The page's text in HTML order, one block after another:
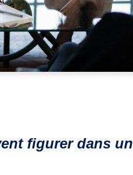
figurer dans